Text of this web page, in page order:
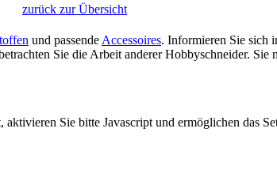
zurück zur Übersicht
und passende Accessoires. Informieren Sie sich
Sie die Arbeit anderer Hobbyschneider.
Sie bitte Javascript und ermöglichen das